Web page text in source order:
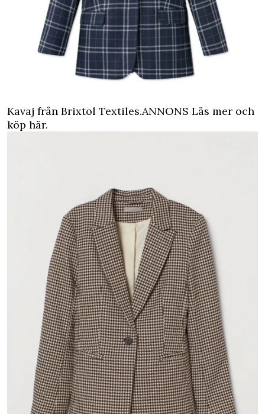
Kavaj från Brixtol Textiles.ANNONS Läs mer och
köp här.